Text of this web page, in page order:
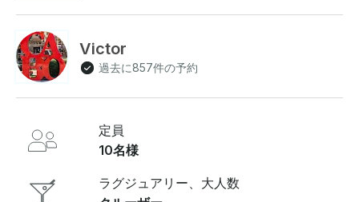
ー、フローティングマット1つ、パドルボード1つ、シュ
ノーケリングギア一式、船長、ファーストメイト 、 ガ
スも付属しています...」チップは含まれていません」 カ
チ、ディヴォースビーチ、ペリカンロック 🤿、シーライ
オンズコロニー 🦭、ランズエンド、パシフィックウィン
ドウ、パイレーツケーブ、カボサンルーカスベイを訪れ
ます）（4時間以上のツアーではチリノまたはサンタマ
リアベイ） （追加料金で食事とオープンバーサービスを
Victor
過去に857件の予約
定員
10名様
ラグジュアリー、大人数